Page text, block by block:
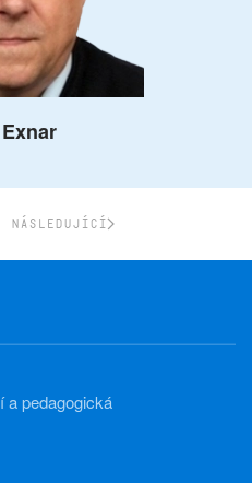
NÁSLEDUJÍCÍ
a pedagogická